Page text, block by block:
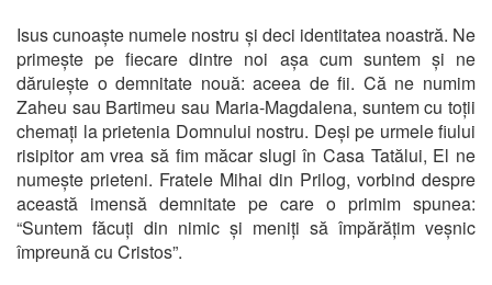
Isus cunoaște numele nostru și deci identitatea noastră. Ne
primește pe fiecare dintre noi așa cum suntem și ne
dăruiește o demnitate nouă: aceea de fii. Că ne numim
Zaheu sau Bartimeu sau Maria-Magdalena, suntem cu toții
chemați la prietenia Domnului nostru. Deși pe urmele fiului
risipitor am vrea să fim măcar slugi în Casa Tatălui, El ne
numește prieteni. Fratele Mihai din Prilog, vorbind despre
această imensă demnitate pe care o primim spunea:
“Suntem făcuți din nimic și meniți să împărățim veșnic
împreună cu Cristos”.